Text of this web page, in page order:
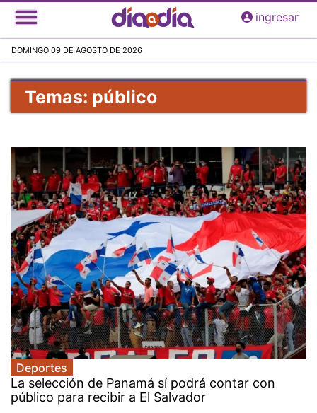
Pasar
al
principal
ingresar
DOMINGO 09 DE AGOSTO DE 2026
Temas: público
Deportes
La selección de Panamá sí podrá contar con
público para recibir a El Salvador